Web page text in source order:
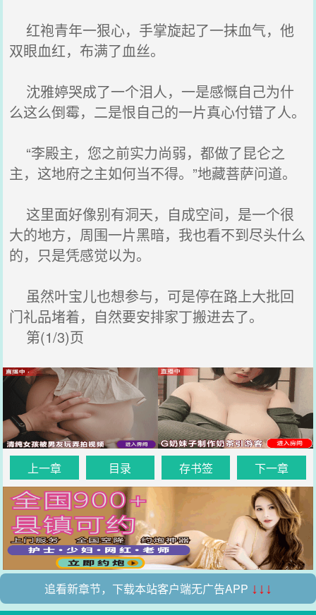
红袍青年一狠心，手掌旋起了一抹血气，他
双眼血红，布满了血丝。
沈雅婷哭成了一个泪人，一是感慨自己为什
么这么倒霉，二是恨自己的一片真心付错了人。
“李殿主，您之前实力尚弱，都做了昆仑之
主，这地府之主如何当不得。”地藏菩萨问道。
这里面好像别有洞天，自成空间，是一个很
大的地方，周围一片黑暗，我也看不到尽头什么
的，只是凭感觉以为。
虽然叶宝儿也想参与，可是停在路上大批回
门礼品堵着，自然要安排家丁搬进去了。
第(1/3)页
上一章 目录 存书签 下一章
追看新章节，下载本站客户端无广告APP ↓↓↓